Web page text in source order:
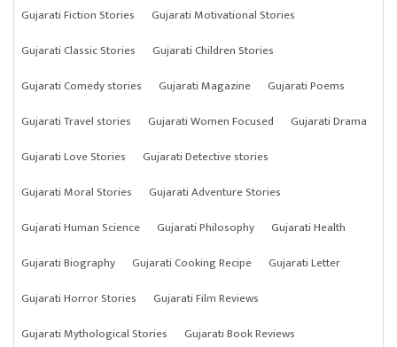
Gujarati Fiction Stories
Gujarati Motivational Stories
Gujarati Classic Stories
Gujarati Children Stories
Gujarati Comedy stories
Gujarati Magazine
Gujarati Poems
Gujarati Travel stories
Gujarati Women Focused
Gujarati Drama
Gujarati Love Stories
Gujarati Detective stories
Gujarati Moral Stories
Gujarati Adventure Stories
Gujarati Human Science
Gujarati Philosophy
Gujarati Health
Gujarati Biography
Gujarati Cooking Recipe
Gujarati Letter
Gujarati Horror Stories
Gujarati Film Reviews
Gujarati Mythological Stories
Gujarati Book Reviews